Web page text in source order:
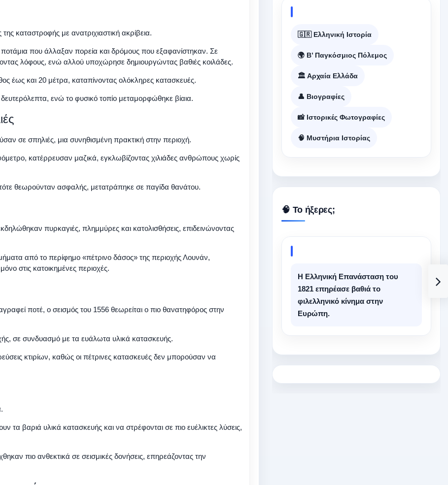
καταστροφής με ανατριχιαστική ακρίβεια.
που άλλαξαν πορεία και δρόμους που εξαφανίστηκαν. Σε
λόφους, ενώ αλλού υποχώρησε δημιουργώντας βαθιές κοιλάδες.
έως και 20 μέτρα, καταπίνοντας ολόκληρες κατασκευές.
δευτερόλεπτα, ενώ το φυσικό τοπίο μεταμορφώθηκε βίαια.
σε σπηλιές, μια συνηθισμένη πρακτική στην περιοχή.
κατέρρευσαν μαζικά, εγκλωβίζοντας χιλιάδες ανθρώπους χωρίς
θεωρούνταν ασφαλής, μετατράπηκε σε παγίδα θανάτου.
πυρκαγιές, πλημμύρες και κατολισθήσεις, επιδεινώνοντας
από το περίφημο «πέτρινο δάσος» της περιοχής Λουνάν,
στις κατοικημένες περιοχές.
ποτέ, ο σεισμός του 1556 θεωρείται ο πιο θανατηφόρος στην
σε συνδυασμό με τα ευάλωτα υλικά κατασκευής.
κτιρίων, καθώς οι πέτρινες κατασκευές δεν μπορούσαν να
τα βαριά υλικά κατασκευής και να στρέφονται σε πιο ευέλικτες λύσεις,
πιο ανθεκτικά σε σεισμικές δονήσεις, επηρεάζοντας την
🇬🇷 Ελληνική Ιστορία
🌍 Β’ Παγκόσμιος Πόλεμος
🏛️ Αρχαία Ελλάδα
👤 Βιογραφίες
📸 Ιστορικές Φωτογραφίες
🧠 Μυστήρια Ιστορίας
🧠 Το ήξερες;
Η Ελληνική Επανάσταση του
1821 επηρέασε βαθιά το
φιλελληνικό κίνημα στην
Ευρώπη.